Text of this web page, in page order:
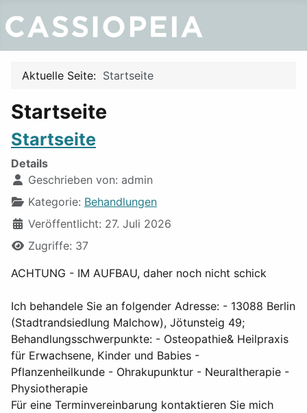
Aktuelle Seite: Startseite
Startseite
Startseite
Details
Geschrieben von: admin
Kategorie: Behandlungen
Veröffentlicht: 27. Juli 2026
Zugriffe: 37
ACHTUNG - IM AUFBAU, daher noch nicht schick
Ich behandele Sie an folgender Adresse: - 13088 Berlin
(Stadtrandsiedlung Malchow), Jötunsteig 49;
Behandlungsschwerpunkte: - Osteopathie& Heilpraxis
für Erwachsene, Kinder und Babies -
Pflanzenheilkunde - Ohrakupunktur - Neuraltherapie -
Physiotherapie
Für eine Terminvereinbarung kontaktieren Sie mich